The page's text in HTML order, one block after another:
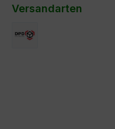
Versandarten